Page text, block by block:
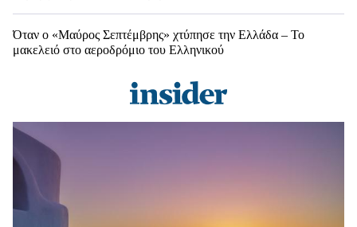
Όταν ο «Μαύρος Σεπτέμβρης» χτύπησε την Ελλάδα – Το
μακελειό στο αεροδρόμιο του Ελληνικού